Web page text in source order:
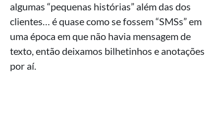
algumas “pequenas histórias” além das dos
clientes… é quase como se fossem “SMSs” em
uma época em que não havia mensagem de
texto, então deixamos bilhetinhos e anotações
por aí.